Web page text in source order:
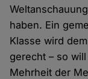
haben. Ein
Klasse wird
gerecht – so
Mehrheit der